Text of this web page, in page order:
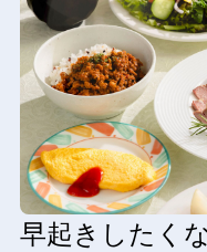
早起きしたくな